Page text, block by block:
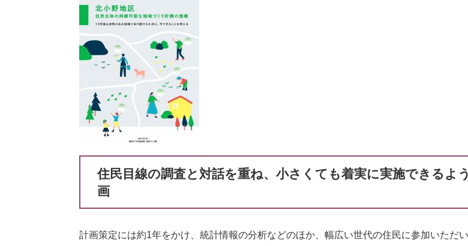
住民目線の調査と対話を重ね、小さくても着実に実施できるよ
画
計画策定には約1年をかけ、統計情報の分析などのほか、幅広い世代の住民に参加いただ